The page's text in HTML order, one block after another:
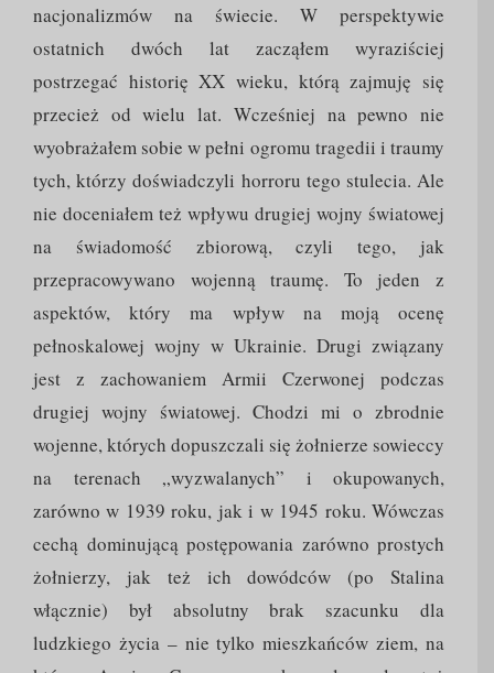
nacjonalizmów na świecie. W perspektywie
ostatnich dwóch lat zacząłem wyraziściej
postrzegać historię XX wieku, którą zajmuję się
przecież od wielu lat. Wcześniej na pewno nie
wyobrażałem sobie w pełni ogromu tragedii i traumy
tych, którzy doświadczyli horroru tego stulecia. Ale
nie doceniałem też wpływu drugiej wojny światowej
na świadomość zbiorową, czyli tego, jak
przepracowywano wojenną traumę. To jeden z
aspektów, który ma wpływ na moją ocenę
pełnoskalowej wojny w Ukrainie. Drugi związany
jest z zachowaniem Armii Czerwonej podczas
drugiej wojny światowej. Chodzi mi o zbrodnie
wojenne, których dopuszczali się żołnierze sowieccy
na terenach „wyzwalanych” i okupowanych,
zarówno w 1939 roku, jak i w 1945 roku. Wówczas
cechą dominującą postępowania zarówno prostych
żołnierzy, jak też ich dowódców (po Stalina
włącznie) był absolutny brak szacunku dla
ludzkiego życia – nie tylko mieszkańców ziem, na